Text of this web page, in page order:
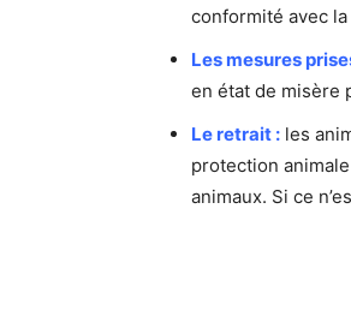
conformité avec
Les mesures
en état de misère
Le retrait : les
protection
animaux. Si ce